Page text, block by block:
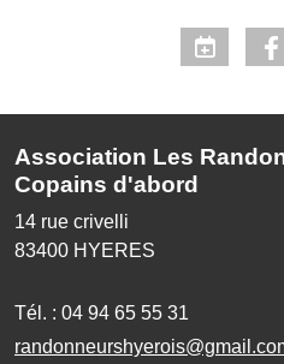
Association Les
Copains d'abord
14 rue crivelli
83400 HYERES
Tél. : 04 94 65 55 31